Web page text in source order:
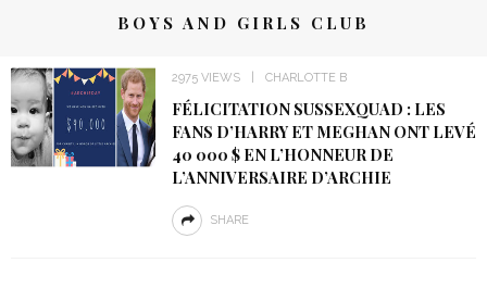
BOYS AND GIRLS CLUB
2975 VIEWS CHARLOTTE B
FÉLICITATION SUSSEXQUAD : LES
FANS D’HARRY ET MEGHAN ONT LEVÉ
40 000 $ EN L’HONNEUR DE
L’ANNIVERSAIRE D’ARCHIE
SHARE